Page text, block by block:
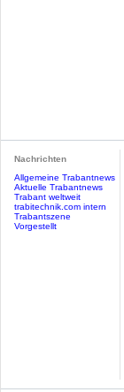
Nachrichten
Allgemeine Trabantnews
Aktuelle Trabantnews
Trabant weltweit
trabitechnik.com intern
Trabantszene
Vorgestellt